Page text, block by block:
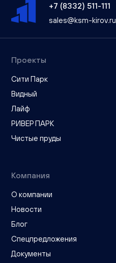
+7 (8332) 511-111
sales@ksm-kirov.ru
Проекты
Сити Парк
Видный
Лайф
РИВЕР ПАРК
Чистые пруды
Компания
О компании
Новости
Блог
Спецпредложения
Документы